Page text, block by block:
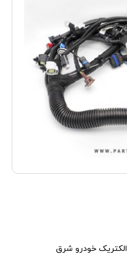
الکتریک خودرو شرق